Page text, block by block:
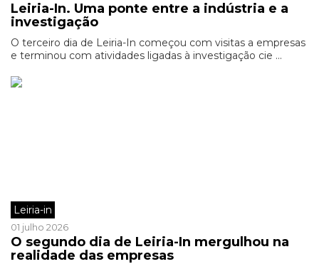
Leiria-In. Uma ponte entre a indústria e a
investigação
O terceiro dia de Leiria-In começou com visitas a empresas
e terminou com atividades ligadas à investigação cie ...
Leiria-in
01 julho 2026
O segundo dia de Leiria-In mergulhou na
realidade das empresas